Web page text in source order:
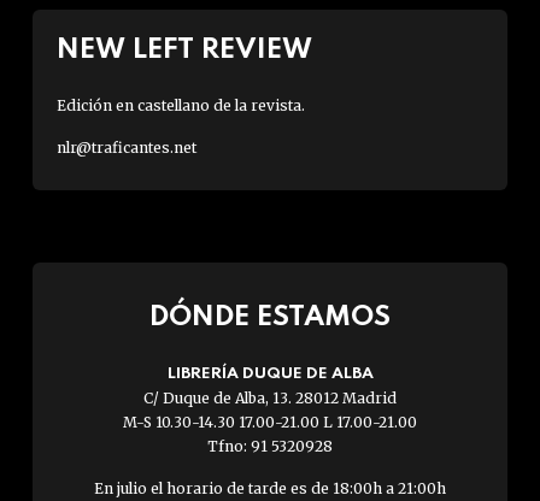
NEW LEFT REVIEW
Edición en castellano de la revista.
nlr@traficantes.net
DÓNDE ESTAMOS
LIBRERÍA DUQUE DE ALBA
C/ Duque de Alba, 13. 28012 Madrid
M-S 10.30-14.30 17.00-21.00 L 17.00-21.00
Tfno: 91 5320928
En julio el horario de tarde es de 18:00h a 21:00h